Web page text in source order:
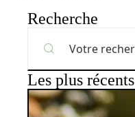
Recherche
Les plus récents